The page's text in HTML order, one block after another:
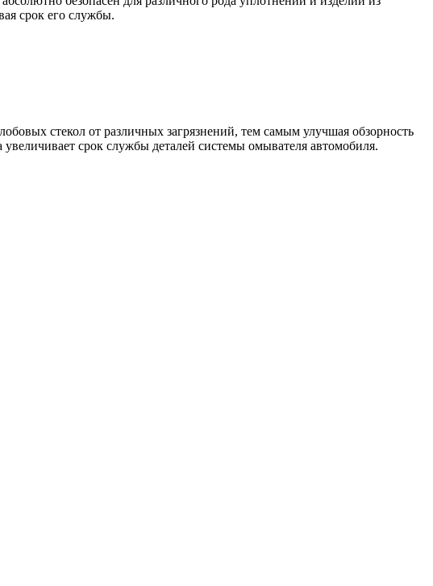
срок его службы.
стекол от различных загрязнений, тем самым улучшая обзорность
срок службы деталей системы омывателя автомобиля.